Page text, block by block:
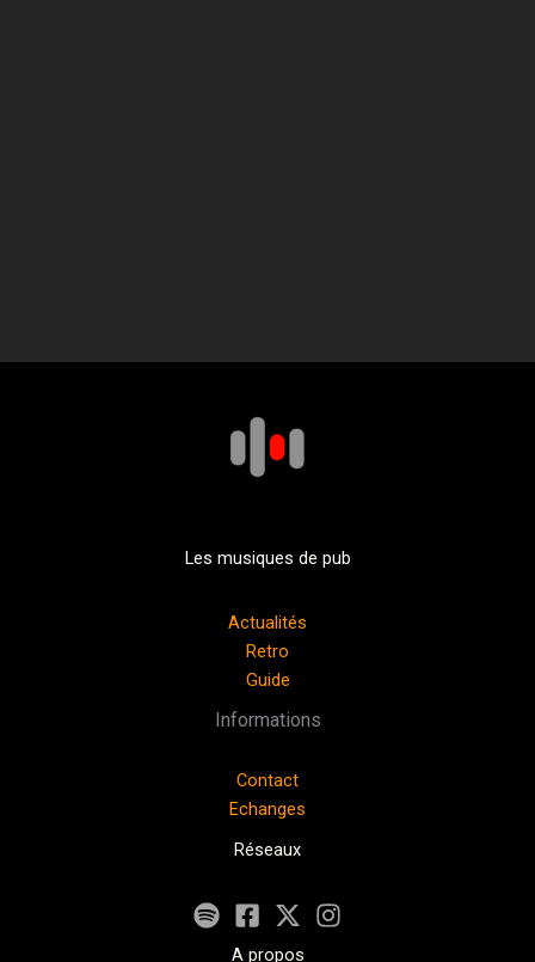
Les musiques de pub
Actualités
Retro
Guide
Informations
Contact
Echanges
Réseaux
A propos